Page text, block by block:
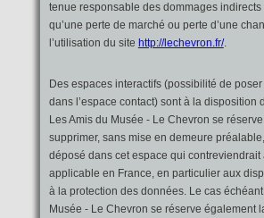
tenue responsable des dommages indirects
qu’une perte de marché ou perte d’une
l’utilisation du site http://lechevron.fr/.
Des espaces interactifs (possibilité de
dans l’espace contact) sont à la disposition
Les Amis du Musée - Le Chevron se
supprimer, sans mise en demeure
déposé dans cet espace qui contreviendrait
applicable en France, en particulier aux
à la protection des données. Le cas
Musée - Le Chevron se réserve également